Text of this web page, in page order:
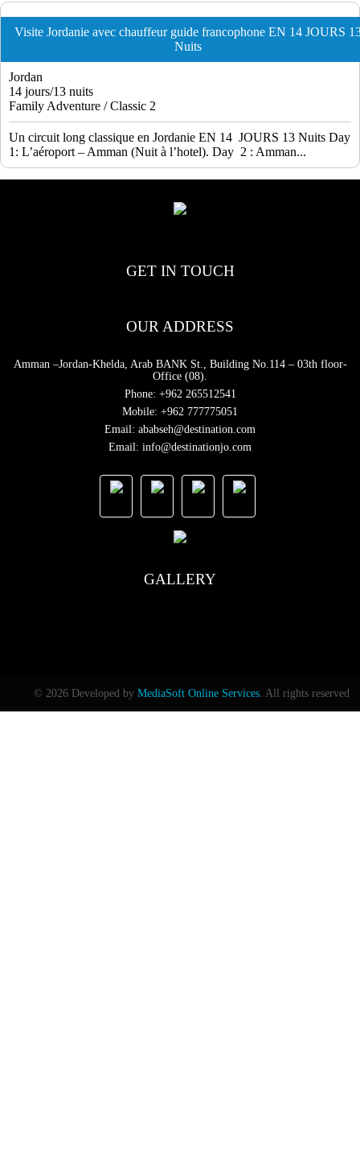
Visite Jordanie avec chauffeur guide francophone EN 14 JOURS
Nuits
Jordan
14 jours/13 nuits
Family Adventure / Classic 2
Un circuit long classique en Jordanie EN 14 JOURS 13 Nuits Day
1: L’aéroport – Amman (Nuit à l’hotel). Day 2 : Amman...
GET IN TOUCH
OUR ADDRESS
Amman –Jordan-Khelda, Arab BANK St., Building No.114 – 03th floor-
Office (08).
Phone: +962 265512541
Mobile: +962 777775051
Email: ababseh@destination.com
Email: info@destinationjo.com
GALLERY
© 2026 Developed by MediaSoft Online Services. All rights reserved